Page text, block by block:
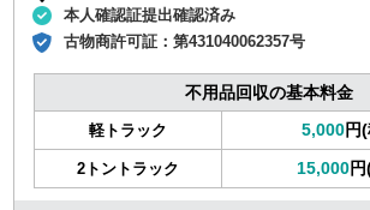
本人確認証提出確認済み
古物商許可証：第431040062357号
不用品回収の基本料金
軽トラック 5,000円
2トントラック 15,000